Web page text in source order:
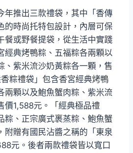
年推出三款禮袋，其中「香傳
的時尚托特包設計，內層可保
餐或野餐提袋，從生活中實踐
經典烤鴨粽、五福粽各兩顆以
、紫米流沙奶黃粽各一顆，售
粽禮袋」包含香宮經典烤鴨
兩顆以及鮑魚蟹肉粽、紫米流
價1,588元。「經典極品禮
粽、正宗廣式裹蒸粽、鮑魚蟹
附贈有國民沾醬之稱的「東泉
元。後者兩款禮袋皆以寬口